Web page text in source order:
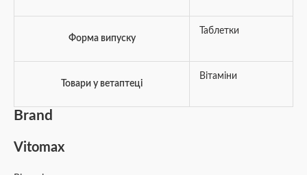
Форма випуску
Таблетки
Товари у ветаптеці
Вітаміни
Brand
Vitomax